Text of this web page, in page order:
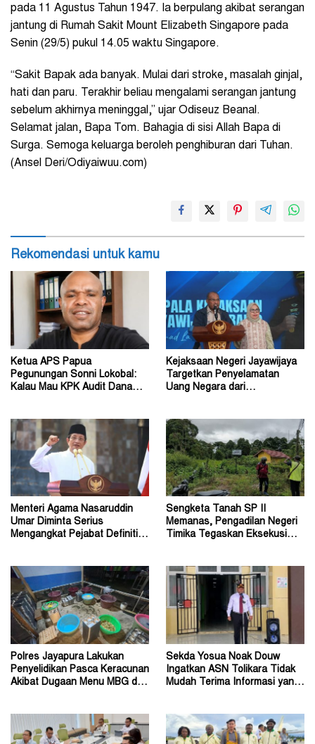
pada 11 Agustus Tahun 1947. Ia berpulang akibat serangan
jantung di Rumah Sakit Mount Elizabeth Singapore pada
Senin (29/5) pukul 14.05 waktu Singapore.
“Sakit Bapak ada banyak. Mulai dari stroke, masalah ginjal,
hati dan paru. Terakhir beliau mengalami serangan jantung
sebelum akhirnya meninggal,” ujar Odiseuz Beanal.
Selamat jalan, Bapa Tom. Bahagia di sisi Allah Bapa di
Surga. Semoga keluarga beroleh penghiburan dari Tuhan.
(Ansel Deri/Odiyaiwuu.com)
Rekomendasi untuk kamu
Ketua APS Papua
Pegunungan Sonni Lokobal:
Kalau Mau KPK Audit Dana
Kejaksaan Negeri Jayawijaya
Targetkan Penyelamatan
Uang Negara dari
Menteri Agama Nasaruddin
Umar Diminta Serius
Mengangkat Pejabat Definitif
Sengketa Tanah SP II
Memanas, Pengadilan Negeri
Timika Tegaskan Eksekusi
Polres Jayapura Lakukan
Penyelidikan Pasca Keracunan
Akibat Dugaan Menu MBG di
Sekda Yosua Noak Douw
Ingatkan ASN Tolikara Tidak
Mudah Terima Informasi yang